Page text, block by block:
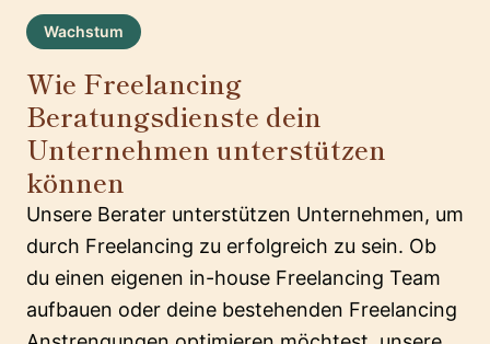
Wachstum
Wie Freelancing
Beratungsdienste dein
Unternehmen unterstützen
können
Unsere Berater unterstützen Unternehmen, um
durch Freelancing zu erfolgreich zu sein. Ob
du einen eigenen in-house Freelancing Team
aufbauen oder deine bestehenden Freelancing